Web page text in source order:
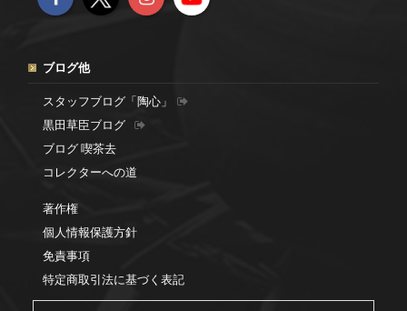
ブログ他
スタッフブログ「陶心」
黒田草臣ブログ
ブログ 喫茶去
コレクターへの道
著作権
個人情報保護方針
免責事項
特定商取引法に基づく表記